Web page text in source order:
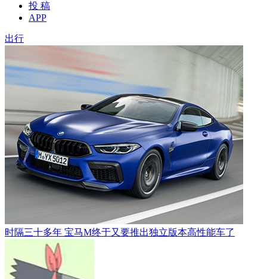
投 稿
APP
出行
时隔三十多年 宝马M终于又要推出独立版本高性能车了